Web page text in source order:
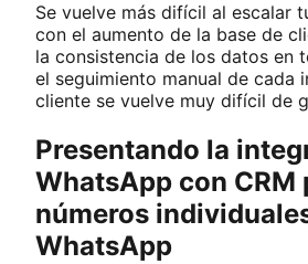
Se vuelve más difícil al escalar
con el aumento de la base de
la consistencia de los datos en
el seguimiento manual de cada
cliente se vuelve muy difícil de
Presentando la
WhatsApp con CRM
números
WhatsApp